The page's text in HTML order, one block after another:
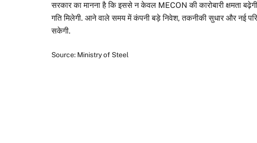
सरकार का मानना है कि इससे न केवल MECON की कारोबारी क्षमता
गति मिलेगी. आने वाले समय में कंपनी बड़े निवेश, तकनीकी सुधार और नई
सकेगी.
Source: Ministry of Steel